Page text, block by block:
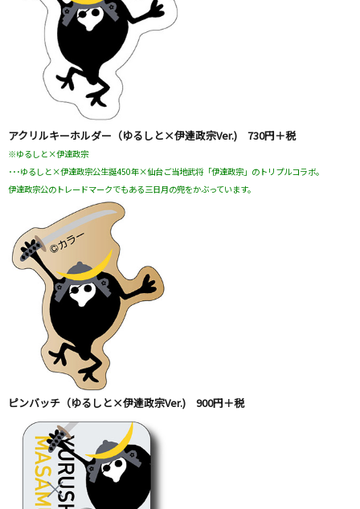
アクリルキーホルダー（ゆるしと×伊達政宗Ver.) 730円＋税
※ゆるしと×伊達政宗
･･･ゆるしと×伊達政宗公生誕450年×仙台ご当地武将「伊達政宗」のトリプルコラボ。
伊達政宗公のトレードマークでもある三日月の兜をかぶっています。
ピンバッチ（ゆるしと×伊達政宗Ver.) 900円＋税